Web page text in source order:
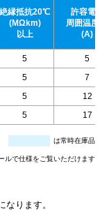
絶縁抵抗20℃
(MΩkm)
以上
許容電流
周囲温度
(A)
5 5
5 7
5 12
5 17
は常時在庫品
ルで仕様をご覧いただけます
ります。